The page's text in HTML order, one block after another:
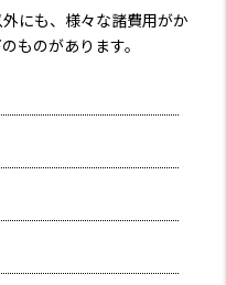
にも、様々な諸費用がか
ものがあります。